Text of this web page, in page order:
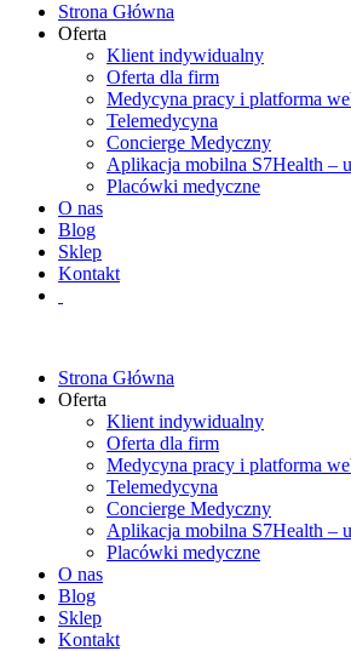
Strona Główna
Oferta
Klient indywidualny
Oferta dla firm
Medycyna pracy i platforma
Telemedycyna
Concierge Medyczny
Aplikacja mobilna S7Health –
Placówki medyczne
O nas
Blog
Sklep
Kontakt
Strona Główna
Oferta
Klient indywidualny
Oferta dla firm
Medycyna pracy i platforma
Telemedycyna
Concierge Medyczny
Aplikacja mobilna S7Health –
Placówki medyczne
O nas
Blog
Sklep
Kontakt